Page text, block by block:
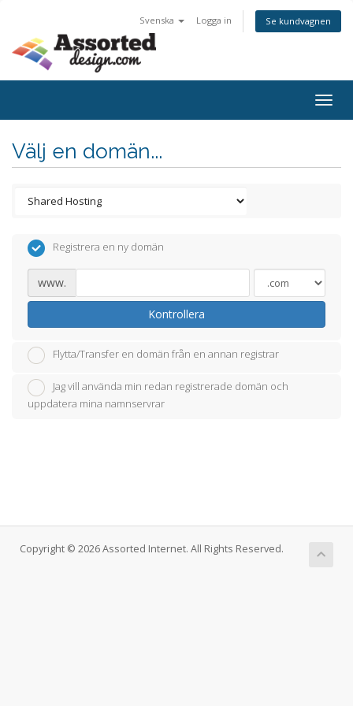
Svenska Logga in Se kundvagnen
Välj en domän...
Registrera en ny domän
www.
Kontrollera
Flytta/Transfer en domän från en annan registrar
Jag vill använda min redan registrerade domän och
uppdatera mina namnservrar
Copyright © 2026 Assorted Internet. All Rights Reserved.